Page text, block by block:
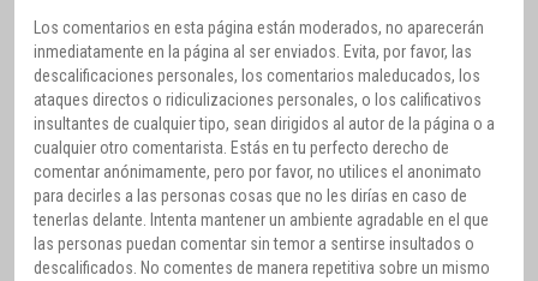
Los comentarios en esta página están moderados, no aparecerán
inmediatamente en la página al ser enviados. Evita, por favor, las
descalificaciones personales, los comentarios maleducados, los
ataques directos o ridiculizaciones personales, o los calificativos
insultantes de cualquier tipo, sean dirigidos al autor de la página o a
cualquier otro comentarista. Estás en tu perfecto derecho de
comentar anónimamente, pero por favor, no utilices el anonimato
para decirles a las personas cosas que no les dirías en caso de
tenerlas delante. Intenta mantener un ambiente agradable en el que
las personas puedan comentar sin temor a sentirse insultados o
descalificados. No comentes de manera repetitiva sobre un mismo